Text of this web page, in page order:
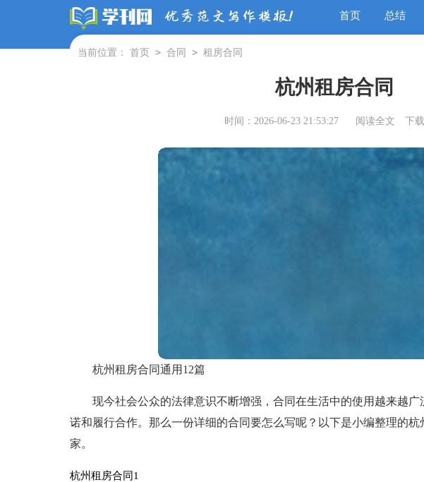
首页 总结
当前位置： 首页 > 合同 > 租房合同
杭州租房合同
时间：2026-06-23 21:53:27 阅读全文 下
杭州租房合同通用12篇
现今社会公众的法律意识不断增强，合同在生活中的使用越来越
诺和履行合作。那么一份详细的合同要怎么写呢？以下是小编整理的
家。
杭州租房合同1